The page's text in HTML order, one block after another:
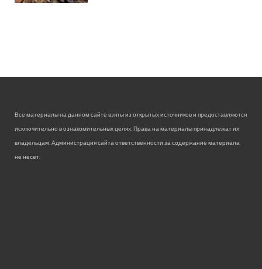
Все материалы на данном сайте взяты из открытых источников и предоставляются
исключительно в ознакомительных целях. Права на материалы принадлежат их
владельцам. Администрация сайта ответственности за содержание материала
не несет.